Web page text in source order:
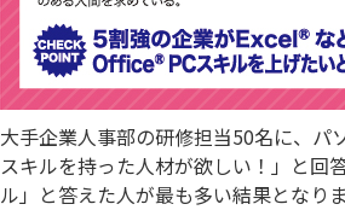
大手企業人事部の研修担当50名に、パ
スキルを持った人材が欲しい！」と回
ル」と答えた人が最も多い結果となりま